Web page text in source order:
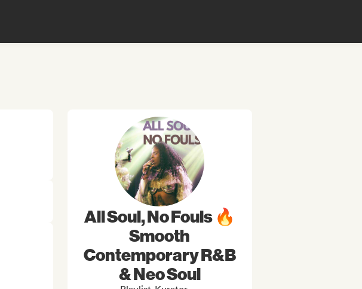
All Soul, No Fouls 🔥
Smooth
Contemporary R&B
& Neo Soul